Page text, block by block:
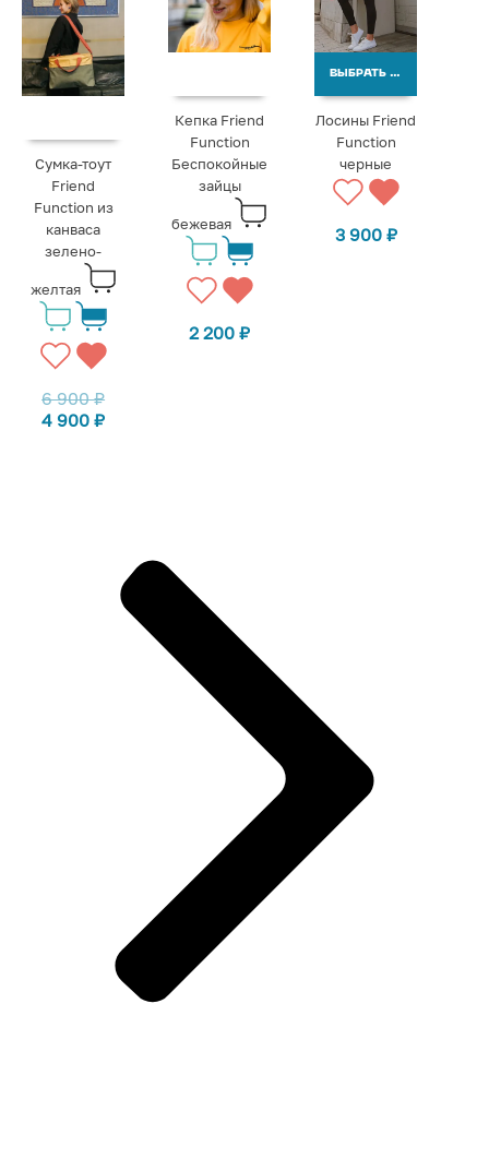
Сумка-тоут
Friend
Function из
канваса
зелено-
желтая
6 900₽
4 900₽
Кепка Friend
Function
Беспокойные
зайцы
бежевая
2 200₽
ВЫБРАТЬ ВАРИАНТЫ
Лосины Friend
Function
черные
3 900 ₽